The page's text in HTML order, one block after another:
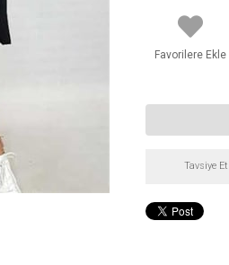
Favorilere Ekle
Tavsiye Et